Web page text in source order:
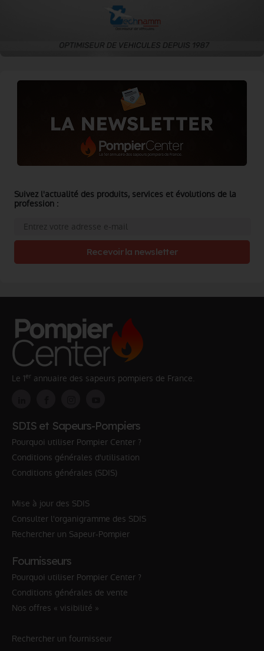
Suivez l'actualité des produits, services et évolutions de la
profession :
Recevoir la newsletter
Le 1er annuaire des sapeurs pompiers de France.
SDIS et Sapeurs-Pompiers
Pourquoi utiliser Pompier Center ?
Conditions générales d'utilisation
Conditions générales (SDIS)
Mise à jour des SDIS
Consulter l'organigramme des SDIS
Rechercher un Sapeur-Pompier
Fournisseurs
Pourquoi utiliser Pompier Center ?
Conditions générales de vente
Nos offres « visibilité »
Rechercher un fournisseur